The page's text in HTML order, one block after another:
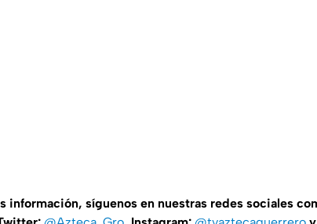
información, síguenos en nuestras redes sociales